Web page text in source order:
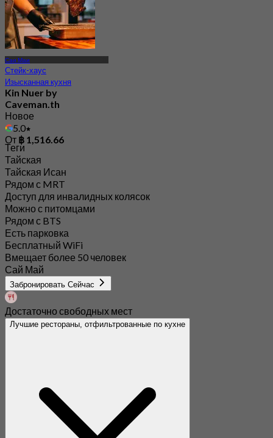
Саи Маи
Стейк-хаус
Изысканная кухня
Kin Nuer by
Caveman.th
Новое
5.0
От ฿ 1,516.66
Теги
Тайская
Тайская Исан
Рядом с MRT
Доступ для инвалидных колясок
Можно с питомцами
Рядом с BTS
Есть парковка
Бесплатный WiFi
Вмещает более 50 человек
Сай Май
Забронировать Сейчас
Достаточно свободных мест
Лучшие рестораны, отфильтрованные по кухне